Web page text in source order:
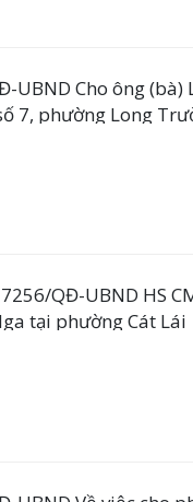
UBND Cho ông
7, phường Long
được chuyển mục
QĐ-UBND HS
tại phường Cát Lái